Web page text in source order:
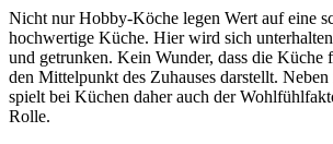
Nicht nur Hobby-Köche legen Wert auf eine
hochwertige Küche. Hier wird sich
und getrunken. Kein Wunder, dass die Küche
den Mittelpunkt des Zuhauses darstellt.
spielt bei Küchen daher auch der
Rolle.